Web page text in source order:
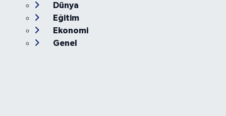
Dünya
Eğitim
Ekonomi
Genel